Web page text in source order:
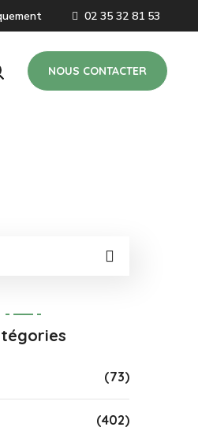
02 35 32 81 53
NOUS CONTACTER
(73)
(402)